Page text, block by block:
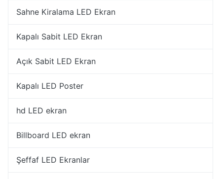
Sahne Kiralama LED Ekran
Kapalı Sabit LED Ekran
Açık Sabit LED Ekran
Kapalı LED Poster
hd LED ekran
Billboard LED ekran
Şeffaf LED Ekranlar